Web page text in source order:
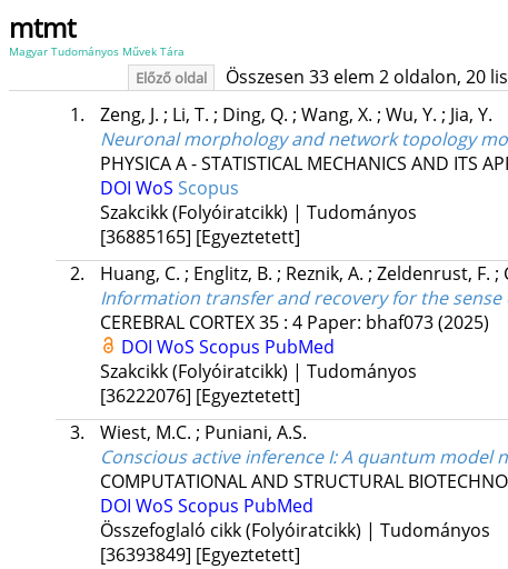
mtmt
Magyar Tudományos Művek Tára
Előző oldal Összesen 33 elem 2 oldalon, 20
1. Zeng, J. ; Li, T. ; Ding, Q. ; Wang, X. ; Wu, Y. ; Jia, Y.
Neuronal morphology and network topology
PHYSICA A - STATISTICAL MECHANICS AND ITS
DOI WoS Scopus
Szakcikk (Folyóiratcikk) | Tudományos
[36885165] [Egyeztetett]
2.
Huang, C. ; Englitz, B. ; Reznik, A. ; Zeldenrust, F. ;
Information transfer and recovery for the sense
CEREBRAL CORTEX35: 4 Paper: bhaf073(2025)
DOI WoS Scopus PubMed
Szakcikk (Folyóiratcikk) | Tudományos
[36222076] [Egyeztetett]
3.
Wiest, M.C. ; Puniani, A.S.
Conscious active inference I: A quantum
COMPUTATIONAL AND STRUCTURAL
DOI WoS Scopus PubMed
Összefoglaló cikk (Folyóiratcikk) | Tudományos
[36393849] [Egyeztetett]